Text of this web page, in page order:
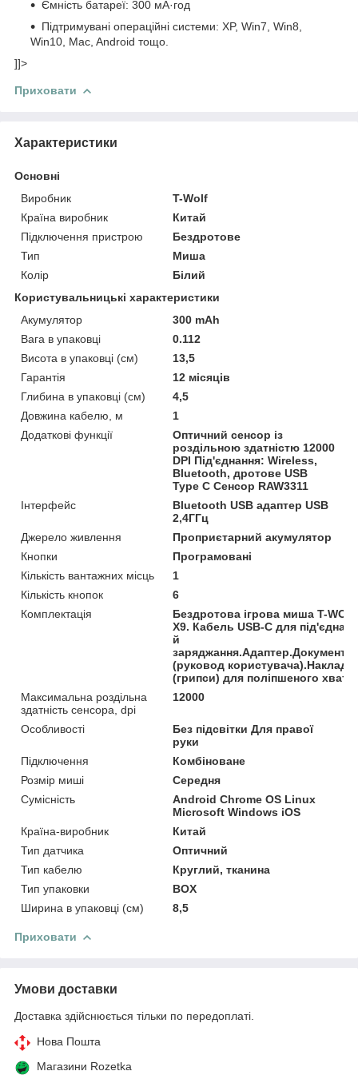
Ємність батареї: 300 мА·год
Підтримувані операційні системи: XP, Win7, Win8,
Win10, Mac, Android тощо.
]]>
Приховати
Характеристики
Основні
Виробник
T-Wolf
Країна виробник
Китай
Підключення пристрою
Бездротове
Тип
Миша
Колір
Білий
Користувальницькі характеристики
Акумулятор
300 mAh
Вага в упаковці
0.112
Висота в упаковці (см)
13,5
Гарантія
12 місяців
Глибина в упаковці (см)
4,5
Довжина кабелю, м
1
Додаткові функції
Оптичний сенсор із
роздільною здатністю 12000
DPI Під'єднання: Wireless,
Bluetooth, дротове USB
Type C Сенсор RAW3311
Інтерфейс
Bluetooth USB адаптер USB
2,4ГГц
Джерело живлення
Проприєтарний акумулятор
Кнопки
Програмовані
Кількість вантажних місць
1
Кількість кнопок
6
Комплектація
Бездротова ігрова миша T-
X9. Кабель USB-C для
й
(руковод
(грипси) для поліпшеного хвату
Максимальна роздільна
здатність сенсора, dpi
12000
Особливості
Без підсвітки Для правої
руки
Підключення
Комбіноване
Розмір миші
Середня
Сумісність
Android Chrome OS Linux
Microsoft Windows iOS
Країна-виробник
Китай
Тип датчика
Оптичний
Тип кабелю
Круглий, тканина
Тип упаковки
BOX
Ширина в упаковці (см)
8,5
Приховати
Умови доставки
Доставка здійснюється тільки по передоплаті.
Нова Пошта
Магазини Rozetka